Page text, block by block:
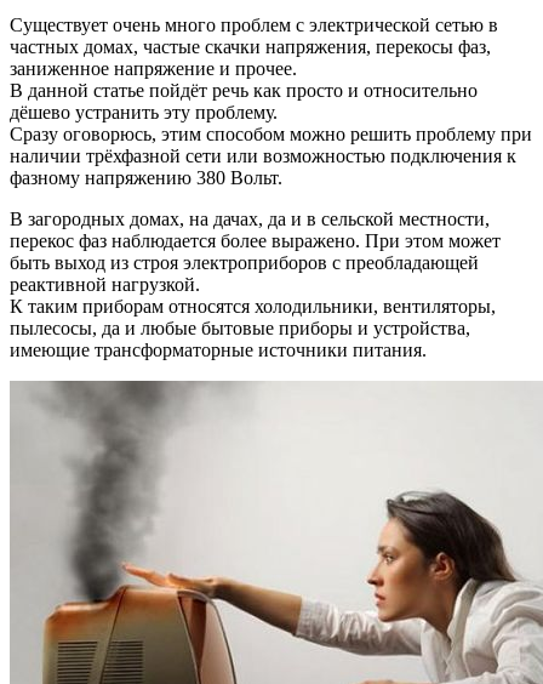
Существует очень много проблем с электрической сетью в
частных домах, частые скачки напряжения, перекосы фаз,
заниженное напряжение и прочее.
В данной статье пойдёт речь как просто и относительно
дёшево устранить эту проблему.
Сразу оговорюсь, этим способом можно решить проблему при
наличии трёхфазной сети или возможностью подключения к
фазному напряжению 380 Вольт.
В загородных домах, на дачах, да и в сельской местности,
перекос фаз наблюдается более выражено. При этом может
быть выход из строя электроприборов с преобладающей
реактивной нагрузкой.
К таким приборам относятся холодильники, вентиляторы,
пылесосы, да и любые бытовые приборы и устройства,
имеющие трансформаторные источники питания.